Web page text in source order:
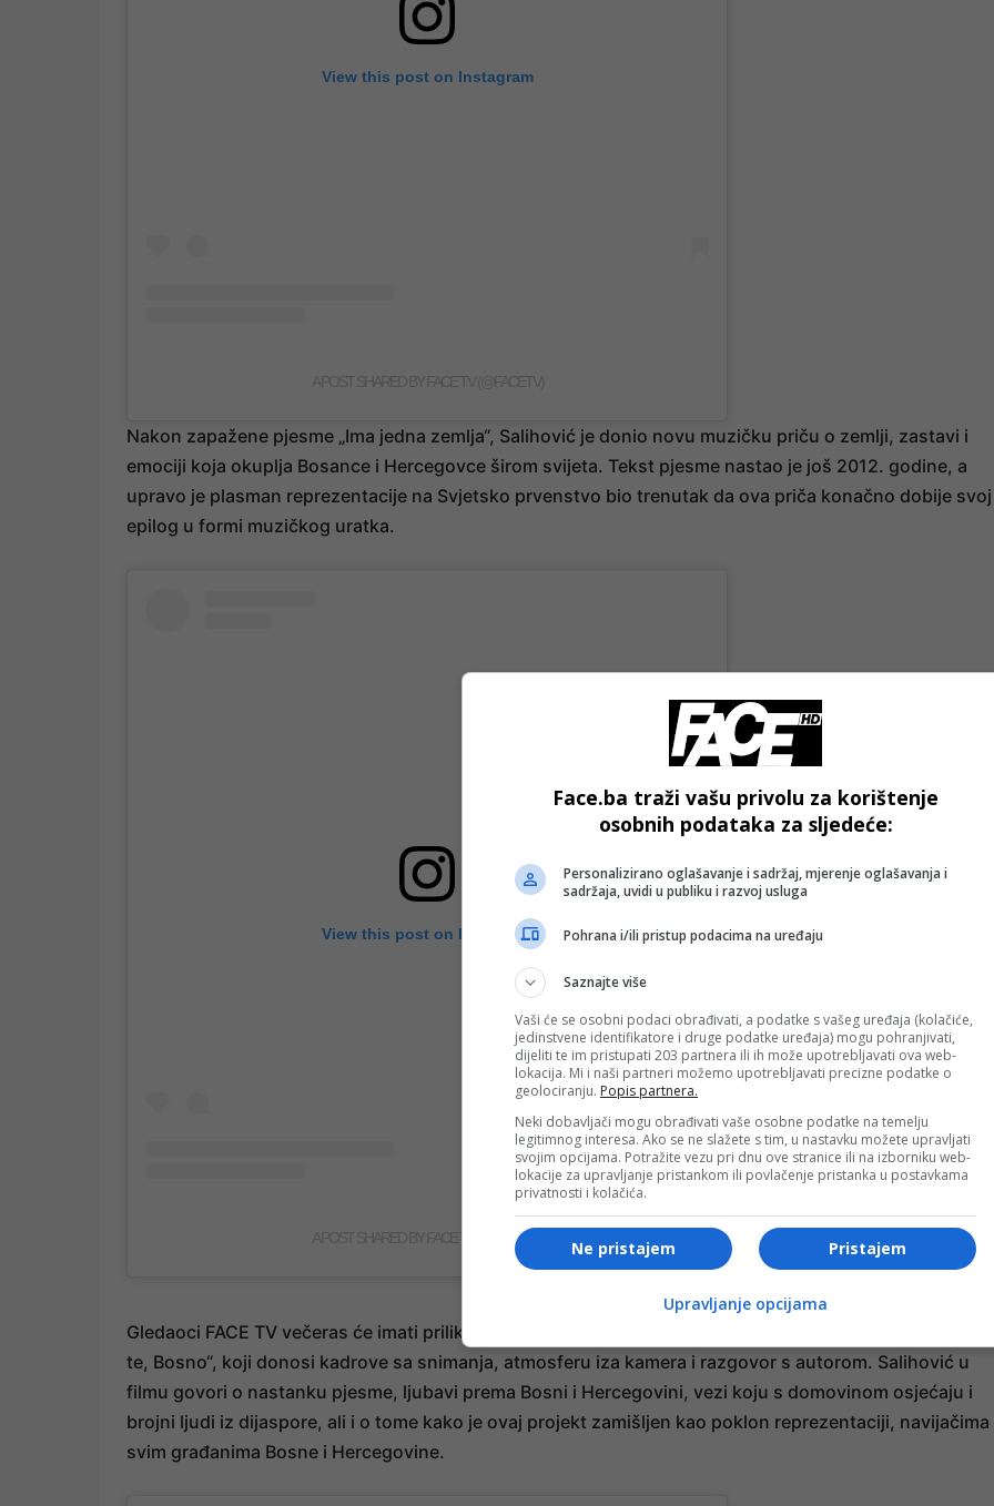
View this post on Instagram
Nakon zapažene pjesme „Ima jedna zemlja“, Salihović je donio novu muzičku priču o zemlji, zastavi i
emociji koja okuplja Bosance i Hercegovce širom svijeta. Tekst pjesme nastao je još 2012. godine, a
upravo je plasman reprezentacije na Svjetsko prvenstvo bio trenutak da ova priča konačno dobije svoj
epilog u formi muzičkog uratka.
View this post on Instagram
A POST SHARED BY FACE TV (@FACETV)
Gledaoci FACE TV večeras će imati priliku pogledati i ekskluzivni film o nastanku spota i pjesme
te, Bosno“, koji donosi kadrove sa snimanja, atmosferu iza kamera i razgovor s autorom. Salihović u
filmu govori o nastanku pjesme, ljubavi prema Bosni i Hercegovini, vezi koju s domovinom osjećaju i
brojni ljudi iz dijaspore, ali i o tome kako je ovaj projekt zamišljen kao poklon reprezentaciji, navijačima
svim građanima Bosne i Hercegovine.
Face.ba traži vašu privolu za korištenje
osobnih podataka za sljedeće:
Personalizirano oglašavanje i sadržaj, mjerenje oglašavanja i
sadržaja, uvidi u publiku i razvoj usluga
Pohrana i/ili pristup podacima na uređaju
Saznajte više
Vaši će se osobni podaci obrađivati, a podatke s vašeg uređaja (kolačiće,
jedinstvene identifikatore i druge podatke uređaja) mogu pohranjivati,
dijeliti te im pristupati 203 partnera ili ih može upotrebljavati ova web-
lokacija. Mi i naši partneri možemo upotrebljavati precizne podatke o
geolociranju. Popis partnera.
Neki dobavljači mogu obrađivati vaše osobne podatke na temelju
legitimnog interesa. Ako se ne slažete s tim, u nastavku možete upravljati
svojim opcijama. Potražite vezu pri dnu ove stranice ili na izborniku web-
lokacije za upravljanje pristankom ili povlačenje pristanka u postavkama
privatnosti i kolačića.
Pristajem
Ne pristajem
Upravljanje opcijama